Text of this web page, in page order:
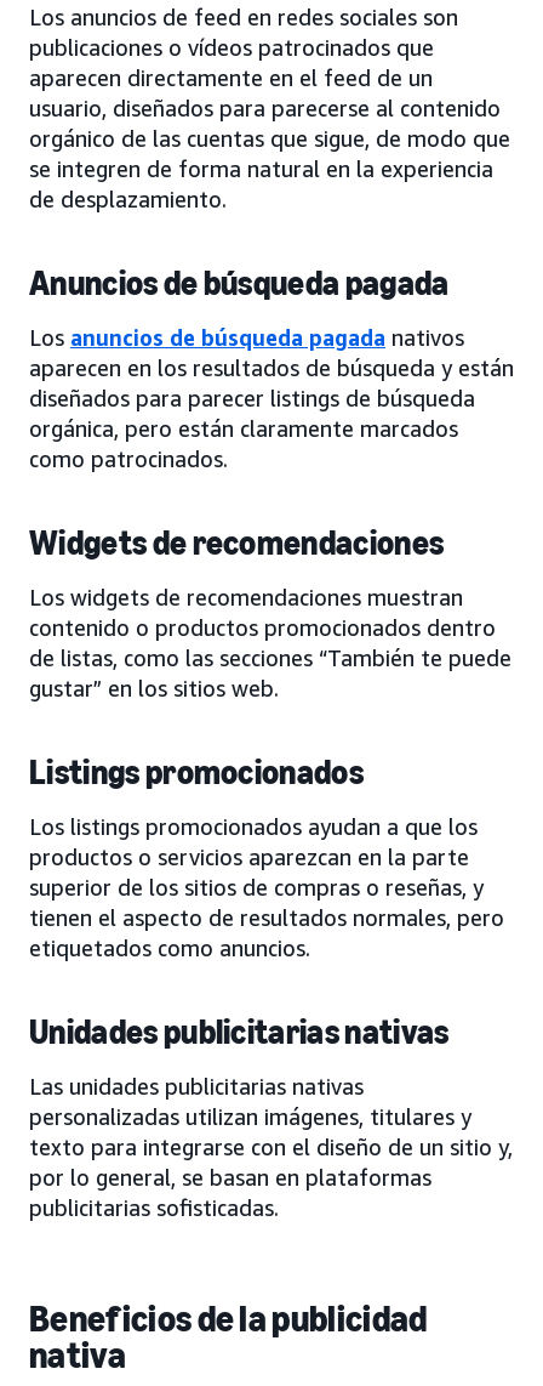
Los anuncios de feed en redes sociales son
publicaciones o vídeos patrocinados que
aparecen directamente en el feed de un
usuario, diseñados para parecerse al contenido
orgánico de las cuentas que sigue, de modo que
se integren de forma natural en la experiencia
de desplazamiento.
Anuncios de búsqueda pagada
Los anuncios de búsqueda pagada nativos
aparecen en los resultados de búsqueda y están
diseñados para parecer listings de búsqueda
orgánica, pero están claramente marcados
como patrocinados.
Widgets de recomendaciones
Los widgets de recomendaciones muestran
contenido o productos promocionados dentro
de listas, como las secciones “También te puede
gustar” en los sitios web.
Listings promocionados
Los listings promocionados ayudan a que los
productos o servicios aparezcan en la parte
superior de los sitios de compras o reseñas, y
tienen el aspecto de resultados normales, pero
etiquetados como anuncios.
Unidades publicitarias nativas
Las unidades publicitarias nativas
personalizadas utilizan imágenes, titulares y
texto para integrarse con el diseño de un sitio y,
por lo general, se basan en plataformas
publicitarias sofisticadas.
Beneficios de la publicidad
nativa